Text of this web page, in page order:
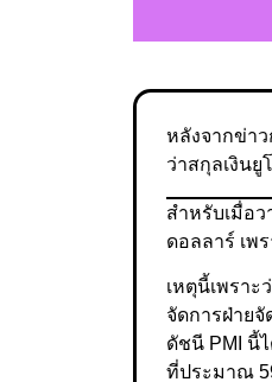
หลังจากข่า
ว่าสกุลเงิน
สำหรับเมื่อ
ดอลลาร์ เพ
เหตุนี้เพราะ
จัดการฝ่ายจั
ดัชนี PMI นี้
ที่ประมาณ